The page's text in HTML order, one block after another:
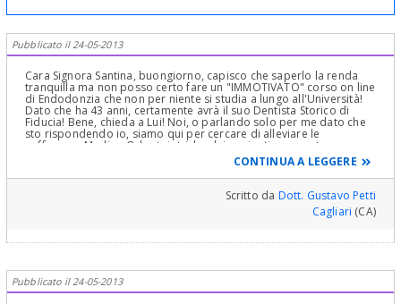
Pubblicato il 24-05-2013
Cara Signora Santina, buongiorno, capisco che saperlo la renda
tranquilla ma non posso certo fare un "IMMOTIVATO" corso on line
di Endodonzia che non per niente si studia a lungo all'Università!
Dato che ha 43 anni, certamente avrà il suo Dentista Storico di
Fiducia! Bene, chieda a Lui! Noi, o parlando solo per me dato che
sto rispondendo io, siamo qui per cercare di alleviare le
sofferenze Medico-Odontoiatriche dei pazienti, non certo per
"soddisfare" i loro "desideri di curiosità", legettimi, sani, utili, ma
fuoril luogo in questa sede! E' bello sentir dire " Ho una curiosità
molto forte per tutto ciò che riguarda l'odontoiatria", mi domando
allora perchè non si iscriva al Corso di Laurea in Odontoiatria, così
vivrà felice e soddisferà tutte le sue ambizioni!Cordialmente
Gustavo Petti, Parodontologia, Implantologia, Gnatologia e
CONTINUA A LEGGERE
Scritto da Dott. Gustavo Petti
Cagliari (CA)
Pubblicato il 24-05-2013